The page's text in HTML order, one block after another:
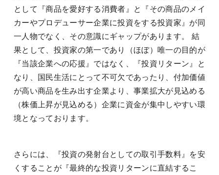
として『商品を愛好する消費者』と『その商品のメイ
カーやプロデューサー企業に投資をする投資家』が同
一人物でなく、その意識にギャップがあります。 結
果として、投資家の第一であり（ほぼ）唯一の目的が
『当該企業への応援』ではなく、『投資リターン』と
なり、国民生活にとって不可欠であったり、付加価値
が高い商品を生み出す企業より、事業拡大が見込める
（株価上昇が見込める）企業に資金が集中しやすい環
境となっております。
さらには、『投資の発射台としての取引手数料』を安
くすることが『最終的な投資リターンに直結するこ